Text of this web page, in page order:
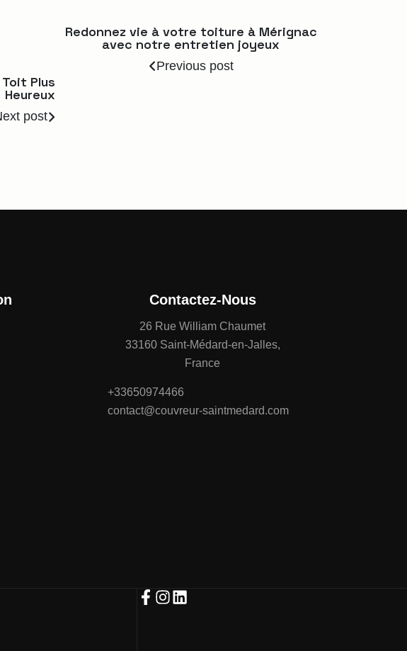
Redonnez vie à votre toiture à Mérignac
avec notre entretien joyeux
Previous post
Plus
Heureux
post
Contactez-Nous
26 Rue William Chaumet
33160 Saint-Médard-en-Jalles,
France
+33650974466
contact@couvreur-saintmedard.com